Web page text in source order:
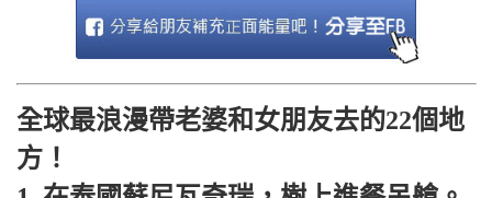
全球最浪漫帶老婆和女朋友去的22個地
方！